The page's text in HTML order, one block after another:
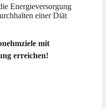
Energieversorgung
einer Diät
mit
erreichen!